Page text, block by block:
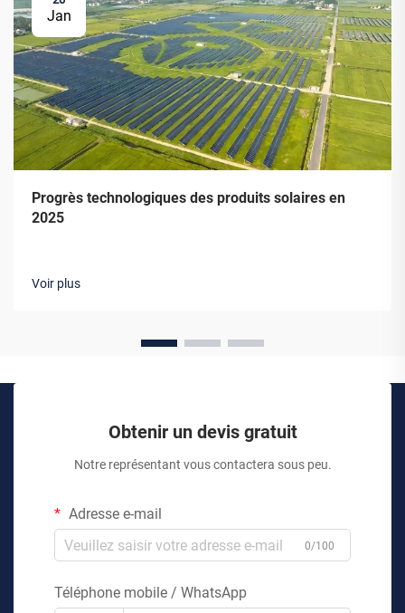
Jan
Progrès technologiques des produits solaires en
2025
Voir plus
Obtenir un devis gratuit
Notre représentant vous contactera sous peu.
Adresse e-mail
0/100
Téléphone mobile / WhatsApp